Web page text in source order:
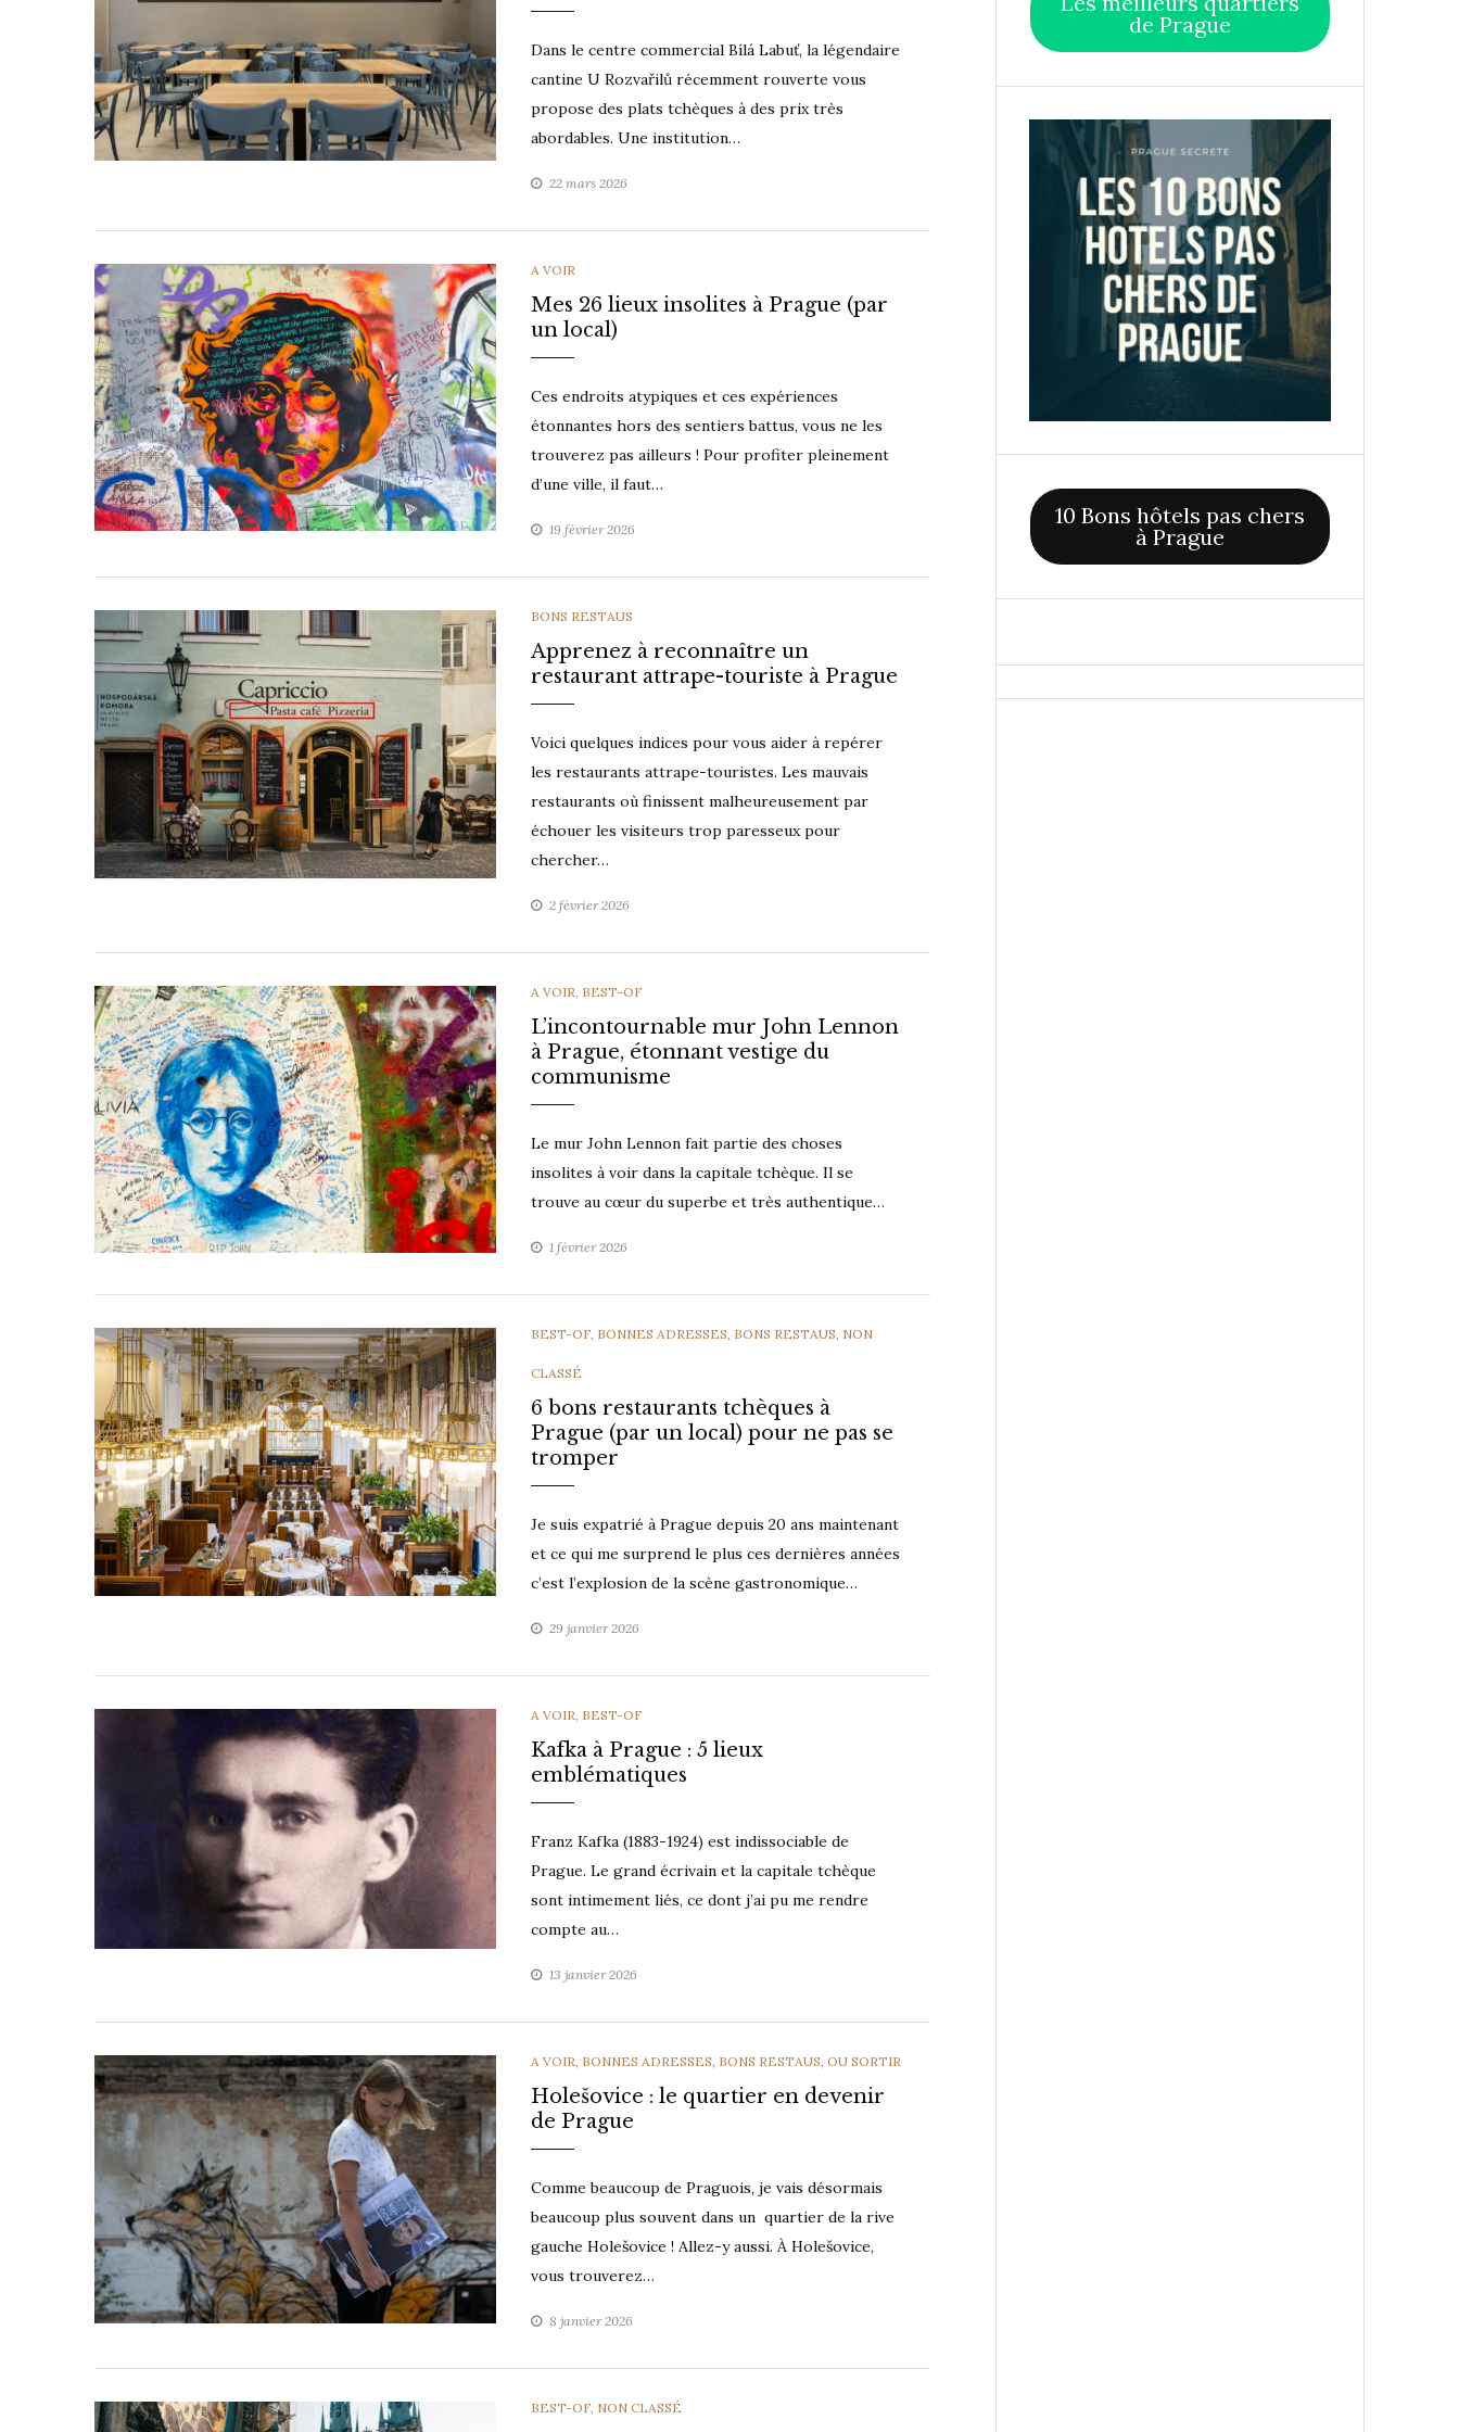
Dans le centre commercial Bílá Labuť, la légendaire
cantine U Rozvařilů récemment rouverte vous
propose des plats tchèques à des prix très
abordables. Une institution…
22 mars 2026
CATEGORIES
A VOIR
Mes 26 lieux insolites à Prague (par
un local)
Ces endroits atypiques et ces expériences
étonnantes hors des sentiers battus, vous ne les
trouverez pas ailleurs ! Pour profiter pleinement
d’une ville, il faut…
19 février 2026
CATEGORIES
BONS RESTAUS
Apprenez à reconnaître un
restaurant attrape-touriste à Prague
Voici quelques indices pour vous aider à repérer
les restaurants attrape-touristes. Les mauvais
restaurants où finissent malheureusement par
échouer les visiteurs trop paresseux pour
chercher…
2 février 2026
CATEGORIES
A VOIR BEST-OF
L’incontournable mur John Lennon
à Prague, étonnant vestige du
communisme
Le mur John Lennon fait partie des choses
insolites à voir dans la capitale tchèque. Il se
trouve au cœur du superbe et très authentique…
1 février 2026
CATEGORIES
BEST-OF BONNES ADRESSES BONS RESTAUS NON
CLASSÉ
6 bons restaurants tchèques à
Prague (par un local) pour ne pas se
tromper
Je suis expatrié à Prague depuis 20 ans maintenant
et ce qui me surprend le plus ces dernières années
c’est l’explosion de la scène gastronomique…
29 janvier 2026
CATEGORIES
A VOIR BEST-OF
Kafka à Prague : 5 lieux
emblématiques
Franz Kafka (1883-1924) est indissociable de
Prague. Le grand écrivain et la capitale tchèque
sont intimement liés, ce dont j’ai pu me rendre
compte au…
13 janvier 2026
CATEGORIES
A VOIR BONNES ADRESSES BONS RESTAUS OU SORTIR
Holešovice : le quartier en devenir
de Prague
Comme beaucoup de Praguois, je vais désormais
beaucoup plus souvent dans un quartier de la rive
gauche Holešovice ! Allez-y aussi. À Holešovice,
vous trouverez…
8 janvier 2026
CATEGORIES
BEST-OF NON CLASSÉ
de Prague
10 Bons hôtels pas chers
à Prague